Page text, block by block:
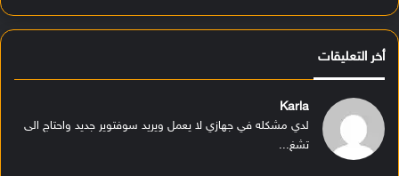
أخر التعليقات
Karla
لدي مشكله في جهازي لا يعمل ويريد سوفتوير جديد واحتاج الى
تشغ...